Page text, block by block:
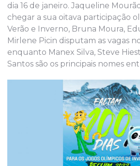
dia 16 de janeiro. Jaqueline
chegar a sua oitava participação
Verão e Inverno, Bruna Moura,
Mirlene Picin disputam as vagas
enquanto Manex Silva, Steve
Santos são os principais nomes